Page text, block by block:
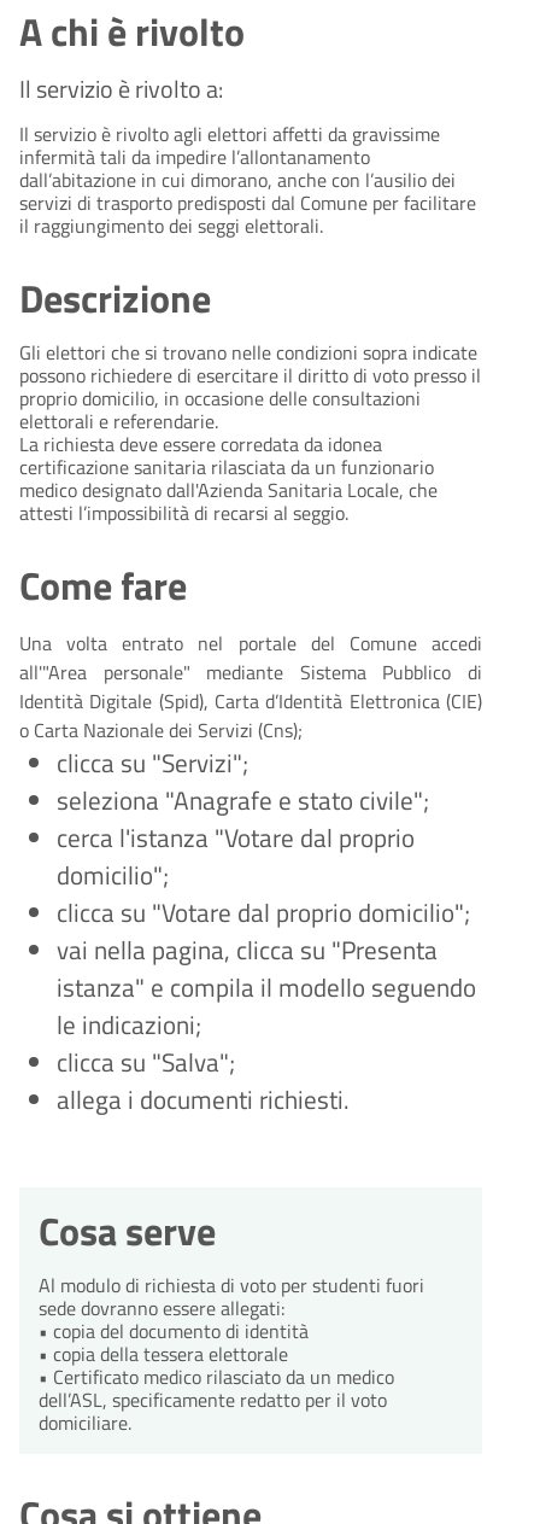
A chi è rivolto
Il servizio è rivolto a:
Il servizio è rivolto agli elettori affetti da gravissime
infermità tali da impedire l’allontanamento
dall’abitazione in cui dimorano, anche con l’ausilio dei
servizi di trasporto predisposti dal Comune per facilitare
il raggiungimento dei seggi elettorali.
Descrizione
Gli elettori che si trovano nelle condizioni sopra indicate
possono richiedere di esercitare il diritto di voto presso il
proprio domicilio, in occasione delle consultazioni
elettorali e referendarie.
La richiesta deve essere corredata da idonea
certificazione sanitaria rilasciata da un funzionario
medico designato dall'Azienda Sanitaria Locale, che
attesti l’impossibilità di recarsi al seggio.
Come fare
Una volta entrato nel portale del Comune accedi
all'"Area personale" mediante Sistema Pubblico di
Identità Digitale (Spid), Carta d’Identità Elettronica (CIE)
o Carta Nazionale dei Servizi (Cns);
clicca su "Servizi";
seleziona "Anagrafe e stato civile";
cerca l'istanza "Votare dal proprio
domicilio";
clicca su "Votare dal proprio domicilio";
vai nella pagina, clicca su "Presenta
istanza" e compila il modello seguendo
le indicazioni;
clicca su "Salva";
allega i documenti richiesti.
Cosa serve
Al modulo di richiesta di voto per studenti fuori
sede dovranno essere allegati:
• copia del documento di identità
• copia della tessera elettorale
• Certificato medico rilasciato da un medico
dell’ASL, specificamente redatto per il voto
domiciliare.